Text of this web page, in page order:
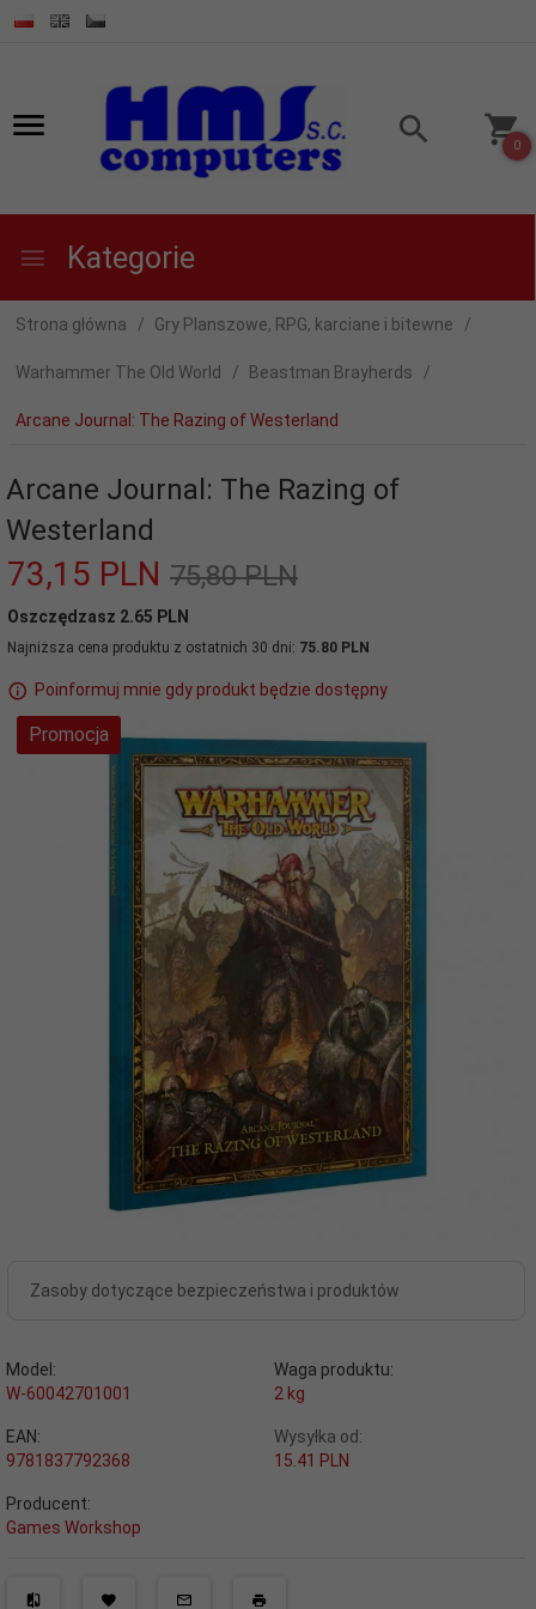
0
Kategorie
Strona główna Gry Planszowe, RPG, karciane i bitewne
Warhammer The Old World Beastman Brayherds
Arcane Journal: The Razing of Westerland
Arcane Journal: The Razing of
Westerland
73,15 PLN 75,80 PLN
Oszczędzasz 2.65 PLN
Najniższa cena produktu z ostatnich 30 dni: 75.80 PLN
Poinformuj mnie gdy produkt będzie dostępny
Promocja
Zasoby dotyczące bezpieczeństwa i produktów
Model:
W-60042701001
Waga produktu:
2 kg
EAN:
9781837792368
Wysyłka od:
15.41 PLN
Producent:
Games Workshop